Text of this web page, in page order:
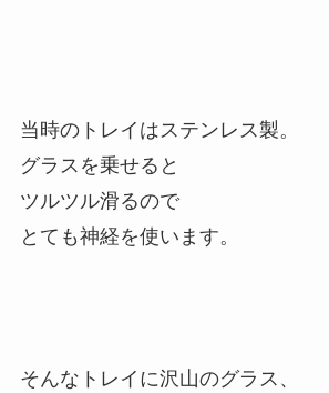
当時のトレイはステンレス製。
グラスを乗せると
ツルツル滑るので
とても神経を使います。
そんなトレイに沢山のグラス、